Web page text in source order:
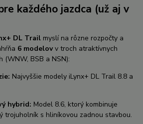
každého jazdca (už aj v
DL Trail myslí na rôzne rozpočty a
6 modelovv troch atraktívnych
(WNW, BSB a NSN):
Najvyššie modely iLynx+ DL Trail 8.8 a
hybrid: Model 8.6, ktorý kombinuje
trojuholník s hliníkovou zadnou stavbou.